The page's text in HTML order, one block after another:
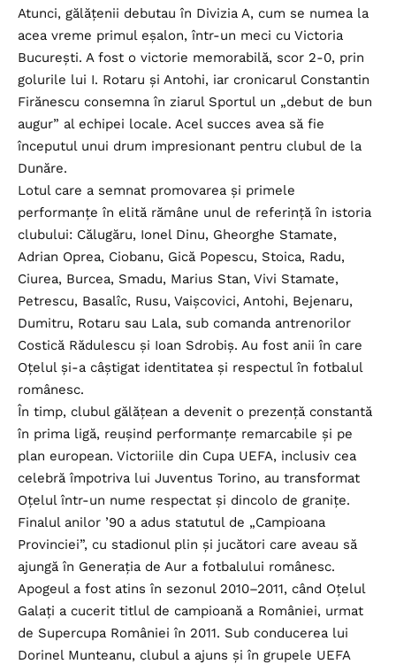
Atunci, gălățenii debutau în Divizia A, cum se numea la
acea vreme primul eșalon, într-un meci cu Victoria
București. A fost o victorie memorabilă, scor 2-0, prin
golurile lui I. Rotaru și Antohi, iar cronicarul Constantin
Firănescu consemna în ziarul Sportul un „debut de bun
augur” al echipei locale. Acel succes avea să fie
începutul unui drum impresionant pentru clubul de la
Dunăre.
Lotul care a semnat promovarea și primele
performanțe în elită rămâne unul de referință în istoria
clubului: Călugăru, Ionel Dinu, Gheorghe Stamate,
Adrian Oprea, Ciobanu, Gică Popescu, Stoica, Radu,
Ciurea, Burcea, Smadu, Marius Stan, Vivi Stamate,
Petrescu, Basalîc, Rusu, Vaișcovici, Antohi, Bejenaru,
Dumitru, Rotaru sau Lala, sub comanda antrenorilor
Costică Rădulescu și Ioan Sdrobiș. Au fost anii în care
Oțelul și-a câștigat identitatea și respectul în fotbalul
românesc.
În timp, clubul gălățean a devenit o prezență constantă
în prima ligă, reușind performanțe remarcabile și pe
plan european. Victoriile din Cupa UEFA, inclusiv cea
celebră împotriva lui Juventus Torino, au transformat
Oțelul într-un nume respectat și dincolo de granițe.
Finalul anilor ’90 a adus statutul de „Campioana
Provinciei”, cu stadionul plin și jucători care aveau să
ajungă în Generația de Aur a fotbalului românesc.
Apogeul a fost atins în sezonul 2010–2011, când Oțelul
Galați a cucerit titlul de campioană a României, urmat
de Supercupa României în 2011. Sub conducerea lui
Dorinel Munteanu, clubul a ajuns și în grupele UEFA